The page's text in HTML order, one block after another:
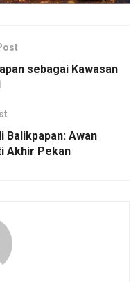
sebagai Kawasan
Balikpapan: Awan
Akhir Pekan